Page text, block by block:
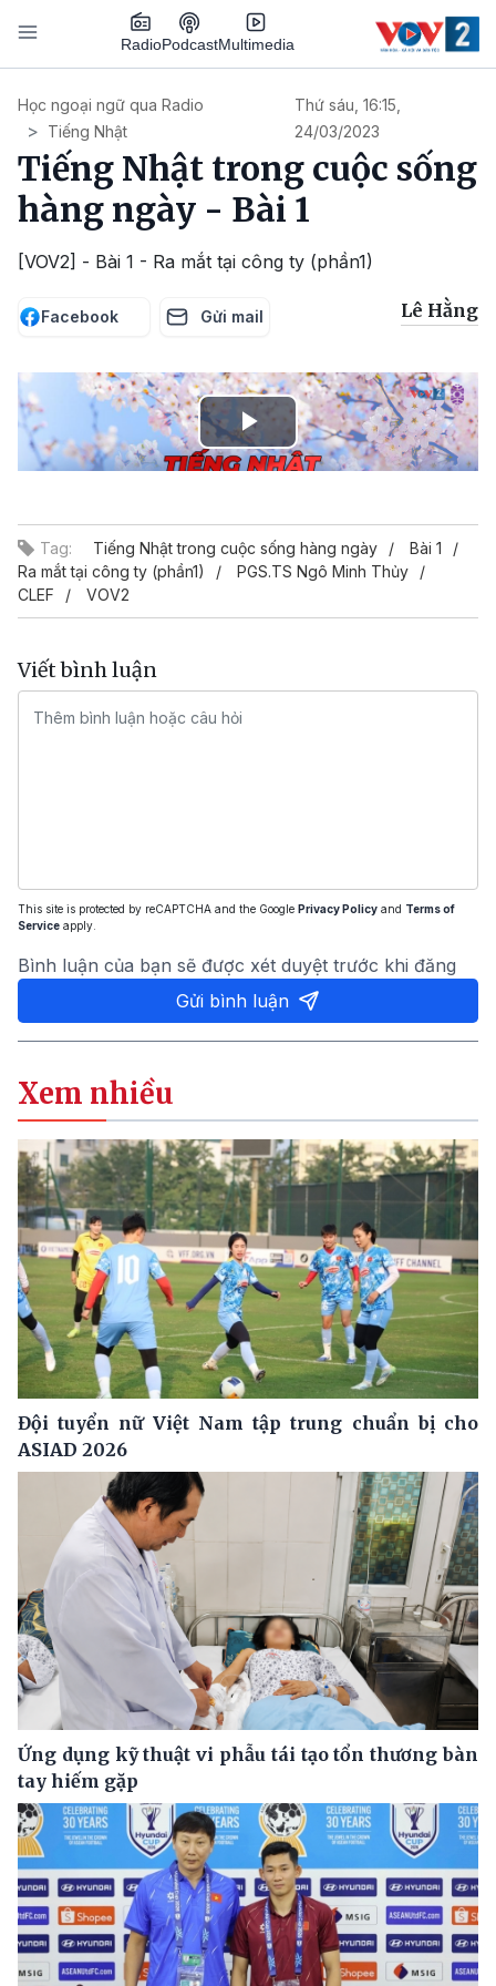
Nhảy đến nội dung
RadioPodcastMultimedia
Học ngoại ngữ qua Radio
Tiếng Nhật
Thứ sáu, 16:15,
24/03/2023
Tiếng Nhật trong cuộc sống
hàng ngày - Bài 1
[VOV2] - Bài 1 - Ra mắt tại công ty (phần1)
Facebook Gửi mail Lê Hằng
Play
Tag: Tiếng Nhật trong cuộc sống hàng ngày
Bài 1
Ra mắt tại công ty (phần1)
PGS.TS Ngô Minh Thủy
CLEF
VOV2
Viết bình luận
This site is protected by reCAPTCHA and the Google Privacy Policy and Terms of
Service apply.
Bình luận của bạn sẽ được xét duyệt trước khi đăng
Gửi bình luận
Xem nhiều
Đội tuyển nữ Việt Nam tập trung chuẩn bị cho
ASIAD 2026
Ứng dụng kỹ thuật vi phẫu tái tạo tổn thương bàn
tay hiếm gặp